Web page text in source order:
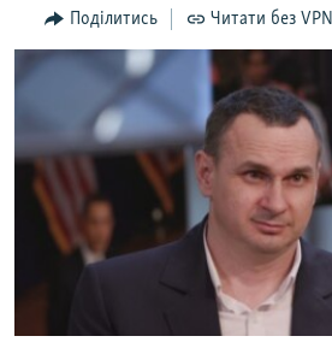
Перейти
до
пошуку
ПОГЛЯД
ІНТЕРВ'Ю
ВСЕ ЗА ДЕНЬ
СПЕЦПРОЕКТИ
ДЕПОРТАЦІЯ
ВІДЕОУРОКИ «ELIFBE»
УКРАЇНСЬКА ПРОБЛЕМА КРИМУ
ЯК ОБІЙТИ БЛОКУВАННЯ
Русский
Поділитись Читати без VPN